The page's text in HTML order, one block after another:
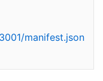
manifest.json